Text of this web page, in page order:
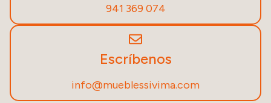
941 369 074
Escríbenos
info@mueblessivima.com